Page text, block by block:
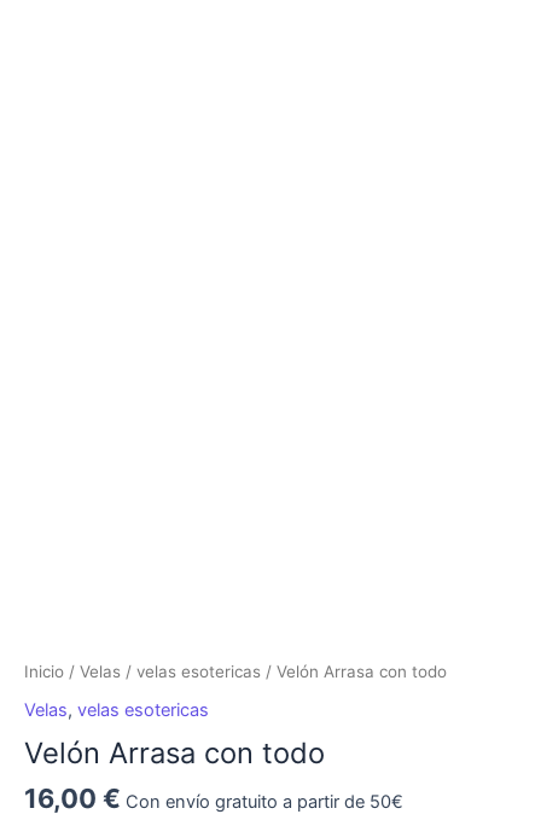
Inicio / Velas / velas esotericas / Velón Arrasa con todo
Velas, velas esotericas
Velón Arrasa con todo
16,00 € Con envío gratuito a partir de 50€